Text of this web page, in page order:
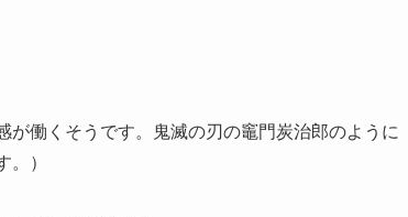
働くそうです。鬼滅の刃の竈門炭治郎のように
。）